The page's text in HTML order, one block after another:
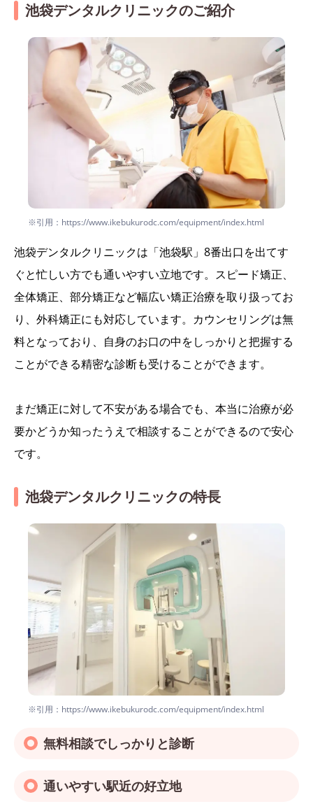
池袋デンタルクリニックのご紹介
※引用：https://www.ikebukurodc.com/equipment/index.html
池袋デンタルクリニックは「池袋駅」8番出口を出てす
ぐと忙しい方でも通いやすい立地です。スピード矯正、
全体矯正、部分矯正など幅広い矯正治療を取り扱ってお
り、外科矯正にも対応しています。カウンセリングは無
料となっており、自身のお口の中をしっかりと把握する
ことができる精密な診断も受けることができます。
まだ矯正に対して不安がある場合でも、本当に治療が必
要かどうか知ったうえで相談することができるので安心
です。
池袋デンタルクリニックの特長
※引用：https://www.ikebukurodc.com/equipment/index.html
無料相談でしっかりと診断
通いやすい駅近の好立地